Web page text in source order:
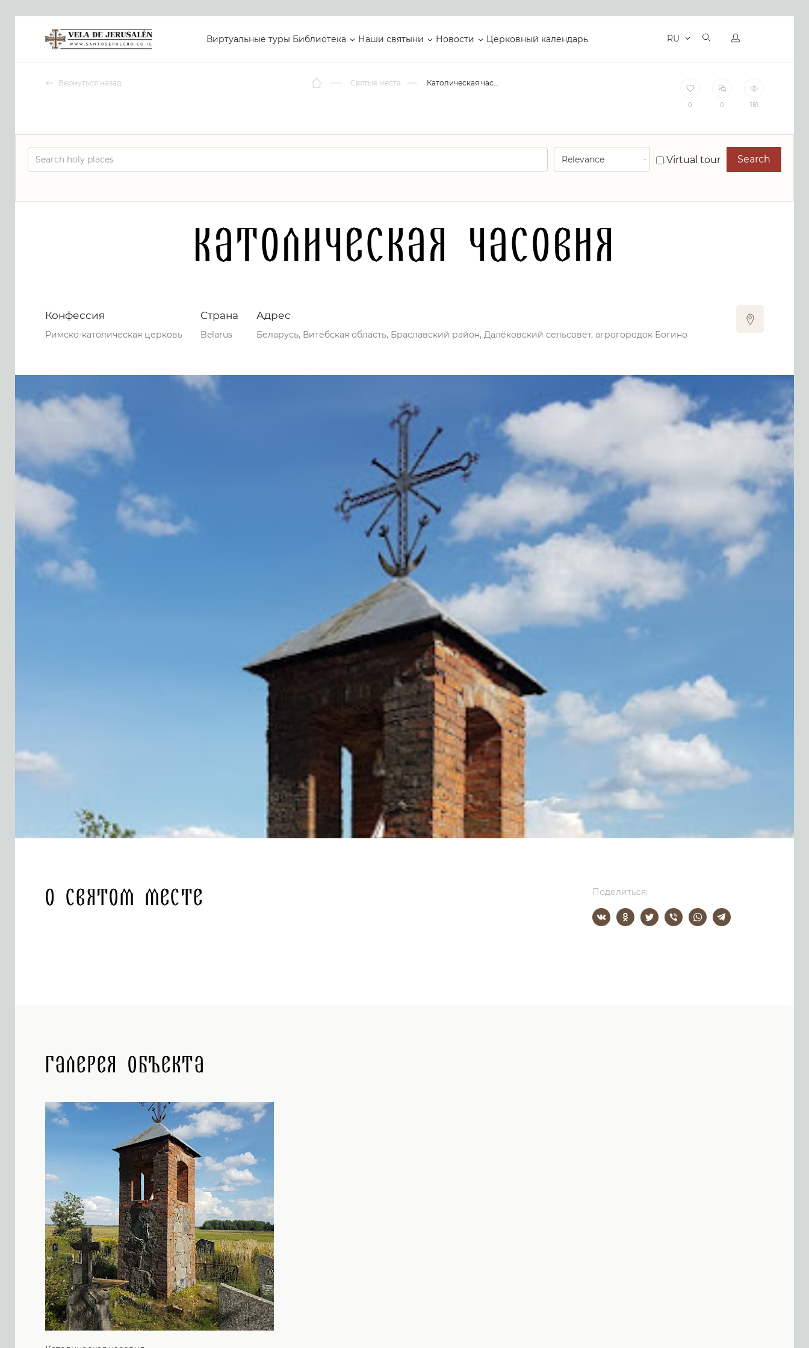
Виртуальные туры Библиотека Наши святыни Новости Церковный календарь RU
Вернуться назад Святые места Католическая часовня
0 0 181
Virtual tour Search
Католическая часовня
Конфессия
Римско-католическая церковь
Страна
Belarus
Адрес
Беларусь, Витебская область, Браславский район, Далёковский сельсовет, агрогородок Богино
О святом месте Поделиться:
Галерея объекта